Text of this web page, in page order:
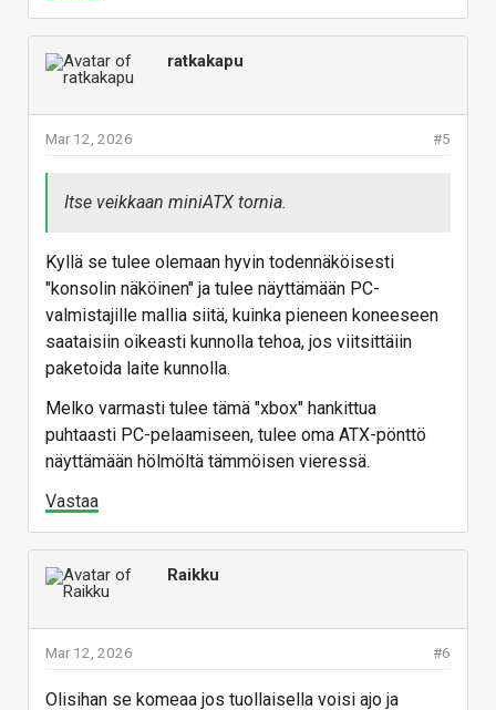
ratkakapu
#5
Mar 12, 2026
Itse veikkaan miniATX tornia.
Kyllä se tulee olemaan hyvin todennäköisesti
"konsolin näköinen" ja tulee näyttämään PC-
valmistajille mallia siitä, kuinka pieneen koneeseen
saataisiin oikeasti kunnolla tehoa, jos viitsittäiin
paketoida laite kunnolla.
Melko varmasti tulee tämä "xbox" hankittua
puhtaasti PC-pelaamiseen, tulee oma ATX-pönttö
näyttämään hölmöltä tämmöisen vieressä.
Vastaa
Raikku
#6
Mar 12, 2026
Olisihan se komeaa jos tuollaisella voisi ajo ja